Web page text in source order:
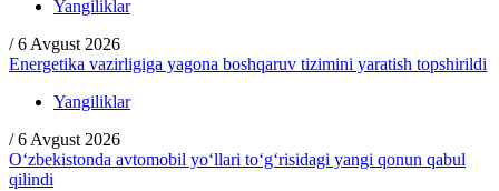
Yangiliklar
/ 6 Avgust 2026
Energetika vazirligiga yagona boshqaruv tizimini yaratish topshirildi
Yangiliklar
/ 6 Avgust 2026
O‘zbekistonda avtomobil yo‘llari to‘g‘risidagi yangi qonun qabul
qilindi